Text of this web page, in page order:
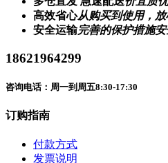
高效省心从购买到使用，
安全运输完善的保护措施
18621964299
咨询电话：周一到周五8:30-17:30
订购指南
付款方式
发票说明